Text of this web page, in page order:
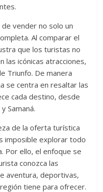
vender no solo un
Al comparar el
que los turistas no
las icónicas atracciones,
Triunfo. De manera
se centra en resaltar las
cada destino, desde
Samaná.
de la oferta turística
imposible explorar todo
Por ello, el enfoque se
conozca las
aventura, deportivas,
tiene para ofrecer.